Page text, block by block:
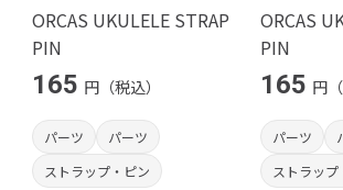
ORCAS UKULELE STRAP
PIN
165 円（税込）
パーツ
パーツ
ストラップ・ピン
ORCAS
PIN
165 円
パーツ
ストラップ